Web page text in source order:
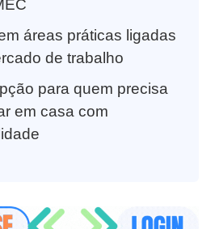
áreas práticas ligadas
de trabalho
para quem precisa
em casa com